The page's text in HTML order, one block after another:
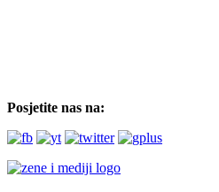
Posjetite nas na: